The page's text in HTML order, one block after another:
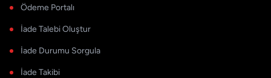
Ödeme Portalı
İade Talebi Oluştur
İade Durumu Sorgula
İade Takibi